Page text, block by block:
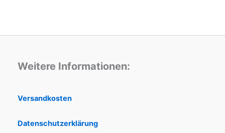
Weitere Informationen:
Versandkosten
Datenschutzerklärung